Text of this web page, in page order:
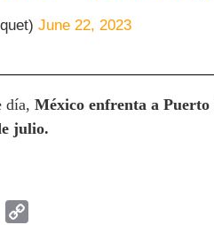
June 22, 2023
día, México enfrenta a
julio.
WhatsApp